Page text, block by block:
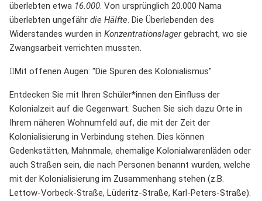
überlebten etwa 16.000. Von ursprünglich 20.000 Nama
überlebten ungefähr die Hälfte. Die Überlebenden des
Widerstandes wurden in Konzentrationslagergebracht, wo sie
Zwangsarbeit verrichten mussten.
Mit offenen Augen: "Die Spuren des Kolonialismus"
Entdecken Sie mit Ihren Schüler*innen den Einfluss der
Kolonialzeit auf die Gegenwart. Suchen Sie sich dazu Orte in
Ihrem näheren Wohnumfeld auf, die mit der Zeit der
Kolonialisierung in Verbindung stehen. Dies können
Gedenkstätten, Mahnmale, ehemalige Kolonialwarenläden oder
auch Straßen sein, die nach Personen benannt wurden, welche
mit der Kolonialisierung im Zusammenhang stehen (z.B.
Lettow-Vorbeck-Straße, Lüderitz-Straße, Karl-Peters-Straße).